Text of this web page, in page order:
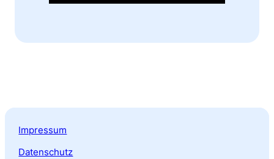
Impressum
Datenschutz